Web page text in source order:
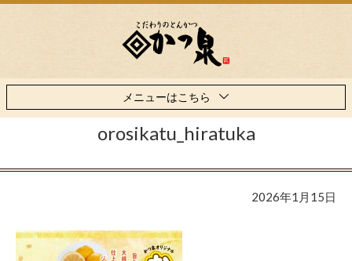
メニューはこちら
orosikatu_hiratuka
2026年1月15日